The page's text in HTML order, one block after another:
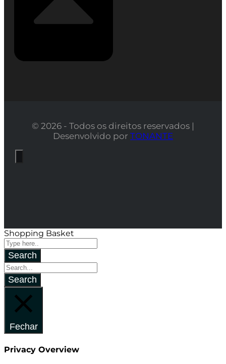
© 2026 - Todos os direitos reservados |
Desenvolvido por TONANTE
Shopping Basket
Fechar
Privacy Overview